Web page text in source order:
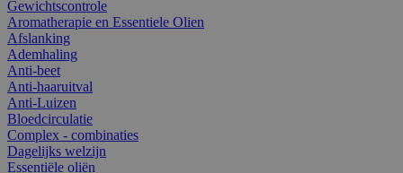
Gewichtscontrole
Aromatherapie en Essentiele Olien
Afslanking
Ademhaling
Anti-beet
Anti-haaruitval
Anti-Luizen
Bloedcirculatie
Complex - combinaties
Dagelijks welzijn
Essentiële oliën